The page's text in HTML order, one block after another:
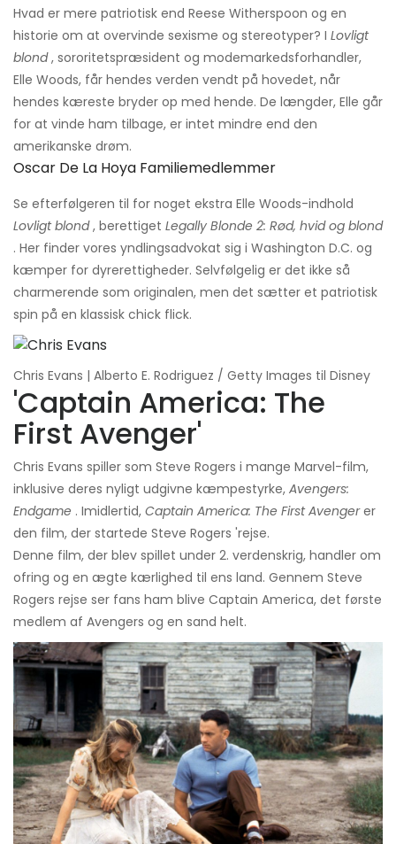
Hvad er mere patriotisk end Reese Witherspoon og en
historie om at overvinde sexisme og stereotyper? I Lovligt
blond, sororitetspræsident og modemarkedsforhandler,
Elle Woods, får hendes verden vendt på hovedet, når
hendes kæreste bryder op med hende. De længder, Elle går
for at vinde ham tilbage, er intet mindre end den
amerikanske drøm.
Oscar De La Hoya Familiemedlemmer
Se efterfølgeren til for noget ekstra Elle Woods-indhold
Lovligt blond, berettiget Legally Blonde 2: Rød, hvid og blond
. Her finder vores yndlingsadvokat sig i Washington D.C. og
kæmper for dyrerettigheder. Selvfølgelig er det ikke så
charmerende som originalen, men det sætter et patriotisk
spin på en klassisk chick flick.
Chris Evans | Alberto E. Rodriguez / Getty Images til Disney
'Captain America: The
First Avenger'
Chris Evans spiller som Steve Rogers i mange Marvel-film,
inklusive deres nyligt udgivne kæmpestyrke, Avengers:
Endgame . Imidlertid, Captain America: The First Avengerer
den film, der startede Steve Rogers 'rejse.
Denne film, der blev spillet under 2. verdenskrig, handler om
ofring og en ægte kærlighed til ens land. Gennem Steve
Rogers rejse ser fans ham blive Captain America, det første
medlem af Avengers og en sand helt.